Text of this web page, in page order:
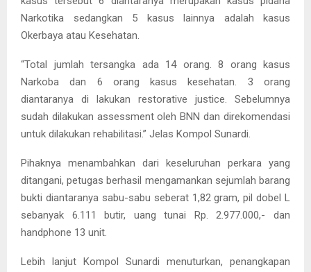
Narkotika sedangkan 5 kasus lainnya adalah kasus
Okerbaya atau Kesehatan.
“Total jumlah tersangka ada 14 orang. 8 orang kasus
Narkoba dan 6 orang kasus kesehatan. 3 orang
diantaranya di lakukan restorative justice. Sebelumnya
sudah dilakukan assessment oleh BNN dan direkomendasi
untuk dilakukan rehabilitasi.” Jelas Kompol Sunardi.
Pihaknya menambahkan dari keseluruhan perkara yang
ditangani, petugas berhasil mengamankan sejumlah barang
bukti diantaranya sabu-sabu seberat 1,82 gram, pil dobel L
sebanyak 6.111 butir, uang tunai Rp. 2.977.000,- dan
handphone 13 unit.
Lebih lanjut Kompol Sunardi menuturkan, penangkapan